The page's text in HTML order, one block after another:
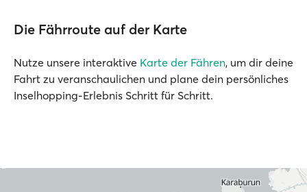
Die Fährroute auf der Karte
Nutze unsere interaktive Karte der Fähren, um dir deine
Fahrt zu veranschaulichen und plane dein persönliches
Inselhopping-Erlebnis Schritt für Schritt.